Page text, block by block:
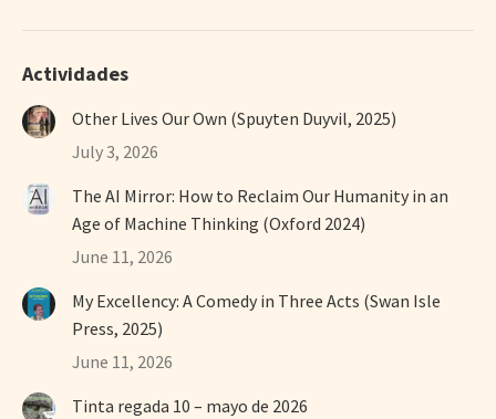
Actividades
Other Lives Our Own (Spuyten Duyvil, 2025)
July 3, 2026
The AI Mirror: How to Reclaim Our Humanity in an
Age of Machine Thinking (Oxford 2024)
June 11, 2026
My Excellency: A Comedy in Three Acts (Swan Isle
Press, 2025)
June 11, 2026
Tinta regada 10 – mayo de 2026